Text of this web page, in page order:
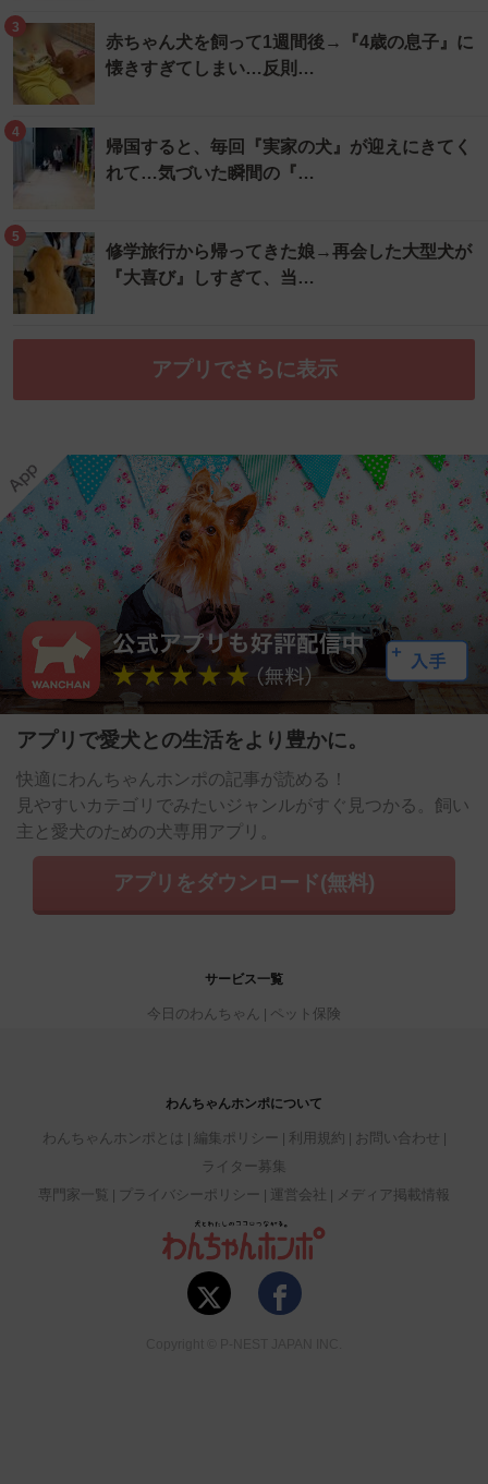
3
赤ちゃん犬を飼って1週間後→『4歳の息子』に
懐きすぎてしまい…反則…
4
帰国すると、毎回『実家の犬』が迎えにきてく
れて…気づいた瞬間の『…
5
修学旅行から帰ってきた娘→再会した大型犬が
『大喜び』しすぎて、当…
アプリでさらに表示
アプリで愛犬との生活をより豊かに。
快適にわんちゃんホンポの記事が読める！
見やすいカテゴリでみたいジャンルがすぐ見つかる。飼い
主と愛犬のための犬専用アプリ。
アプリをダウンロード(無料)
サービス一覧
今日のわんちゃん ペット保険
わんちゃんホンポについて
わんちゃんホンポとは 編集ポリシー 利用規約
お問い合わせ
ライター募集
専門家一覧
プライバシーポリシー 運営会社 メディア掲載情報